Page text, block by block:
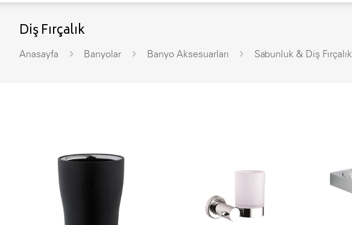
Diş Fırçalık
Anasayfa Banyolar Banyo Aksesuarları Sabunluk & Diş Fırçalık